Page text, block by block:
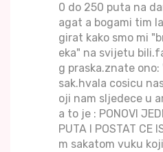
0 do 250 puta na
agat a bogami tim
girat kako smo mi
eka" na svijetu
g praska.znate ono:
sak.hvala cosicu
oji nam sljedece u
a to je : PONOVI
PUTA I POSTAT CE
m sakatom vuku